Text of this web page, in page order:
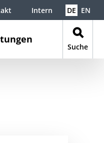
Suche
Intern DE EN